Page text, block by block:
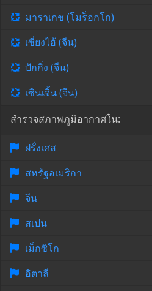
มาราเกช (โมร็อกโก)
เซี่ยงไฮ้ (จีน)
ปักกิ่ง (จีน)
เซินเจิ้น (จีน)
สำรวจสภาพภูมิอากาศใน:
ฝรั่งเศส
สหรัฐอเมริกา
จีน
สเปน
เม็กซิโก
อิตาลี